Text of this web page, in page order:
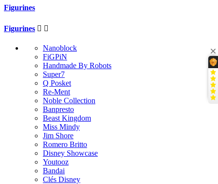
Figurines
Figurines  
Nanoblock
FiGPiN
Handmade By Robots
Super7
Q Posket
Re-Ment
Noble Collection
Banpresto
Beast Kingdom
Miss Mindy
Jim Shore
Romero Britto
Disney Showcase
Youtooz
Bandai
Clés Disney